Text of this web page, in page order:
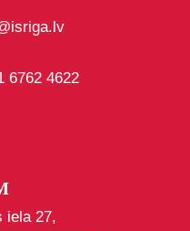
6762 4622
iela 27,